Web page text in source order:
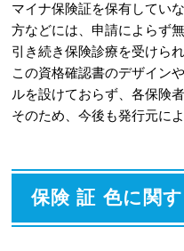
マイナ保険証を保有してい
方などには、申請によらず
引き続き保険診療を受けられ
この資格確認書のデザイン
ルを設けておらず、各保険
そのため、今後も発行元に
保険 証 色に関